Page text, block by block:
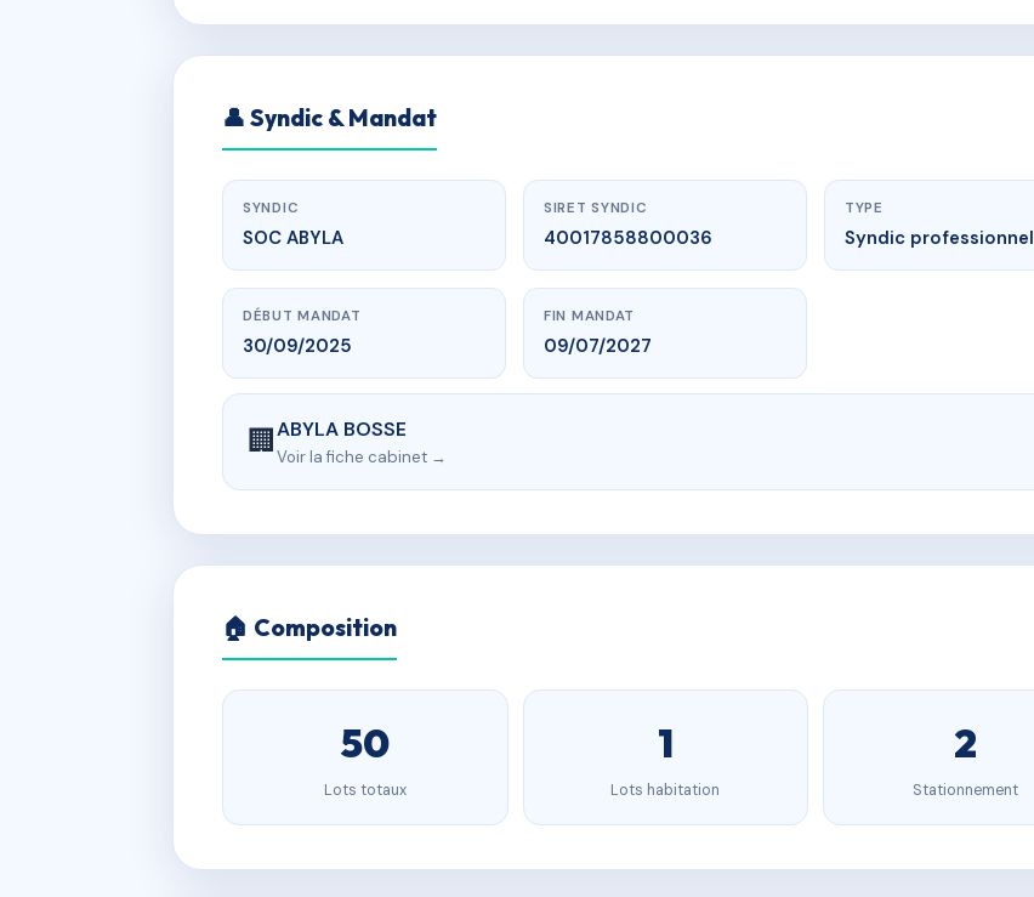
👤 Syndic & Mandat
SYNDIC
SOC ABYLA
SIRET SYNDIC
40017858800036
TYPE
Syndic professionnel
DÉBUT MANDAT
30/09/2025
FIN MANDAT
09/07/2027
🏢ABYLA BOSSE
Voir la fiche cabinet →
🏠 Composition
50
Lots totaux
1
Lots habitation
2
Stationnement